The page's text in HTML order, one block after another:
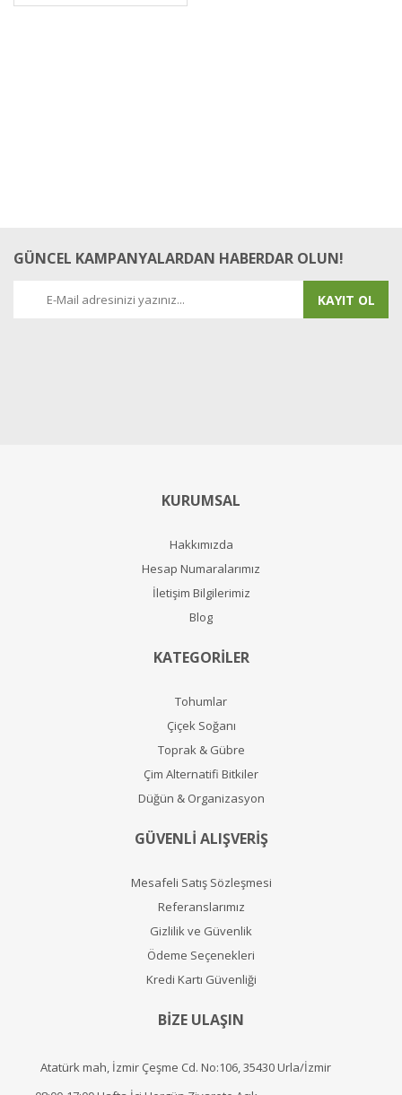
GÜNCEL KAMPANYALARDAN HABERDAR OLUN!
KAYIT OL
KURUMSAL
Hakkımızda
Hesap Numaralarımız
İletişim Bilgilerimiz
Blog
KATEGORİLER
Tohumlar
Çiçek Soğanı
Toprak & Gübre
Çim Alternatifi Bitkiler
Düğün & Organizasyon
GÜVENLİ ALIŞVERİŞ
Mesafeli Satış Sözleşmesi
Referanslarımız
Gizlilik ve Güvenlik
Ödeme Seçenekleri
Kredi Kartı Güvenliği
BİZE ULAŞIN
Atatürk mah, İzmir Çeşme Cd. No:106, 35430 Urla/İzmir